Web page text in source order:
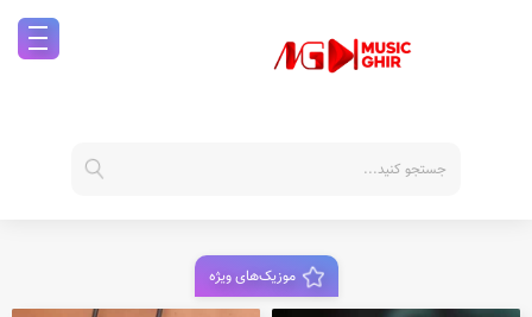
موزیک‌های ویژه